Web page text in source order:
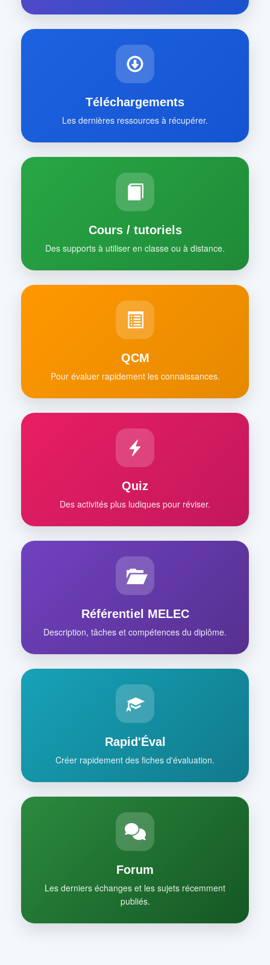
Téléchargements
Les dernières ressources à récupérer.
Cours / tutoriels
Des supports à utiliser en classe ou à distance.
QCM
Pour évaluer rapidement les connaissances.
Quiz
Des activités plus ludiques pour réviser.
Référentiel MELEC
Description, tâches et compétences du diplôme.
Rapid'Éval
Créer rapidement des fiches d'évaluation.
Forum
Les derniers échanges et les sujets récemment
publiés.